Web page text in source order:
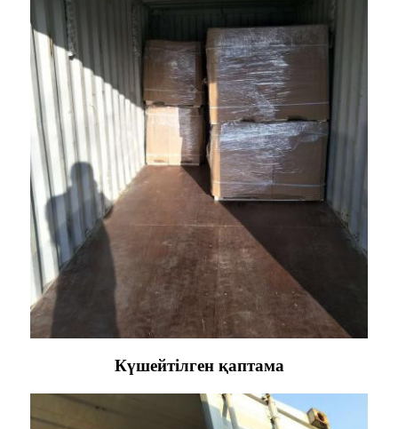
Күшейтілген қаптама